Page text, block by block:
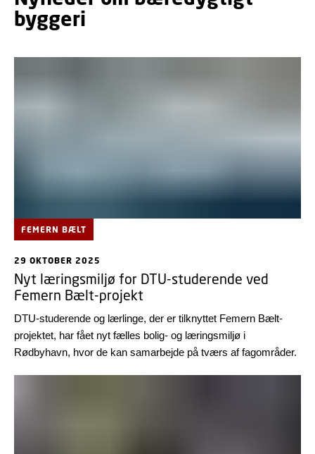
byggeri
FEMERN BÆLT
29 OKTOBER 2025
Nyt læringsmiljø for DTU-studerende ved
Femern Bælt-projekt
DTU-studerende og lærlinge, der er tilknyttet Femern Bælt-
projektet, har fået nyt fælles bolig- og læringsmiljø i
Rødbyhavn, hvor de kan samarbejde på tværs af fagområder.